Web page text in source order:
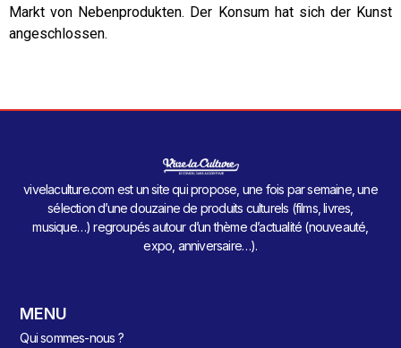
Markt von Nebenprodukten. Der Konsum hat sich der Kunst
angeschlossen.
vivelaculture.com est un site qui propose, une fois par semaine, une
sélection d’une douzaine de produits culturels (films, livres,
musique…) regroupés autour d’un thème d’actualité (nouveauté,
expo, anniversaire…).
MENU
Qui sommes-nous ?